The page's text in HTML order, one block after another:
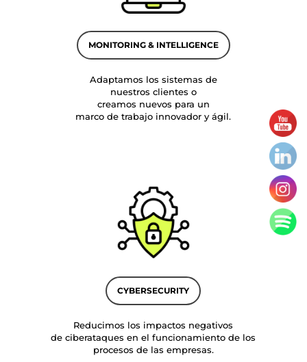
MONITORING & INTELLIGENCE
Adaptamos los sistemas de
nuestros clientes o
creamos nuevos para un
marco de trabajo innovador y ágil.
CYBERSECURITY
Reducimos los impactos negativos
de ciberataques en el funcionamiento de los
procesos de las empresas.